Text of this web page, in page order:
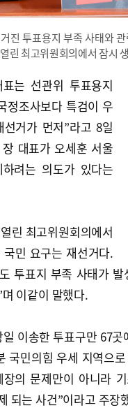
진 투표용지 부족 사태와
린 최고위원회의에서 잠시
는 선관위 투표용지
정조사보다 특검이 우
거가 먼저”라고 8일
대표가 오세훈 서울
려는 의도가 있다는
린 최고위원회의에서
민 요구는 재선거다.
투표지 부족 사태가
이같이 말했다.
이송한 투표구만 67
국민의힘 우세 지역으
의 문제만이 아니라
되는 사건”이라고 주장